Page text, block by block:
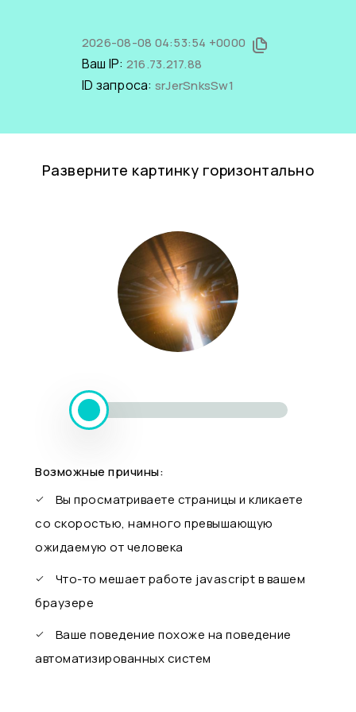
2026-08-08 04:53:54 +0000
Ваш IP: 216.73.217.88
ID запроса: srJerSnksSw1
Разверните картинку горизонтально
Возможные причины:
Вы просматриваете страницы и кликаете
со скоростью, намного превышающую
ожидаемую от человека
Что-то мешает работе javascript в вашем
браузере
Ваше поведение похоже на поведение
автоматизированных систем